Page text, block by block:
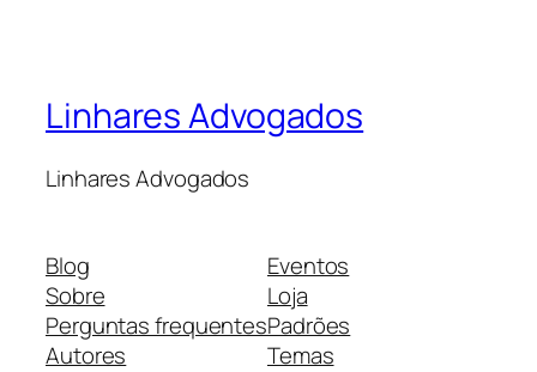
Linhares Advogados
Linhares Advogados
Blog
Sobre
Perguntas frequentes
Autores
Eventos
Loja
Padrões
Temas